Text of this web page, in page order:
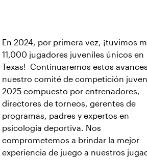
En 2024, por primera vez, ¡tuvimos
11,000 jugadores juveniles únicos en
Texas! Continuaremos estos
nuestro comité de competición
2025 compuesto por entrenadores,
directores de torneos, gerentes de
programas, padres y expertos en
psicología deportiva. Nos
comprometemos a brindar la mejor
experiencia de juego a nuestros